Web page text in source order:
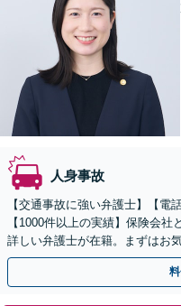
人身事故
【交通事故に強い弁護士】【電
【1000件以上の実績】保険会
詳しい弁護士が在籍。まずはお
駅2分】